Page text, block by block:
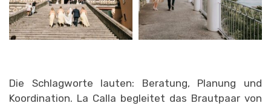
Die Schlagworte lauten: Beratung, Planung und
Koordination. La Calla begleitet das Brautpaar von